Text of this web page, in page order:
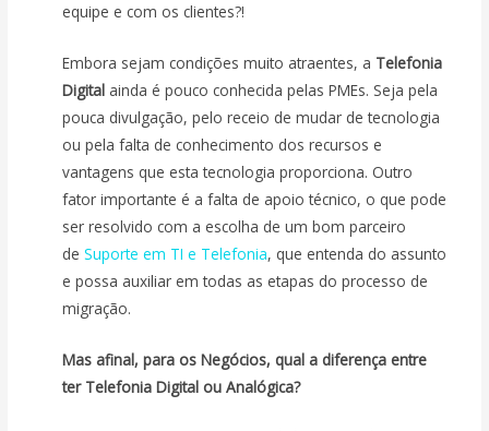
equipe e com os clientes?!
Embora sejam condições muito atraentes, a Telefonia
Digital ainda é pouco conhecida pelas PMEs. Seja pela
pouca divulgação, pelo receio de mudar de tecnologia
ou pela falta de conhecimento dos recursos e
vantagens que esta tecnologia proporciona. Outro
fator importante é a falta de apoio técnico, o que pode
ser resolvido com a escolha de um bom parceiro
deSuporte em TI e Telefonia, que entenda do assunto
e possa auxiliar em todas as etapas do processo de
migração.
Mas afinal, para os Negócios, qual a diferença entre
ter Telefonia Digital ou Analógica?